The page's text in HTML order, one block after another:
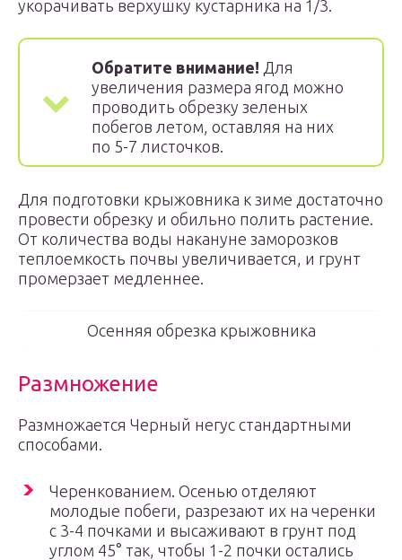
укорачивать верхушку кустарника на 1/3.
Обратите внимание! Для
увеличения размера ягод можно
проводить обрезку зеленых
побегов летом, оставляя на них
по 5-7 листочков.
Для подготовки крыжовника к зиме достаточно
провести обрезку и обильно полить растение.
От количества воды накануне заморозков
теплоемкость почвы увеличивается, и грунт
промерзает медленнее.
Осенняя обрезка крыжовника
Размножение
Размножается Черный негус стандартными
способами.
Черенкованием. Осенью отделяют
молодые побеги, разрезают их на черенки
с 3-4 почками и высаживают в грунт под
углом 45° так, чтобы 1-2 почки остались